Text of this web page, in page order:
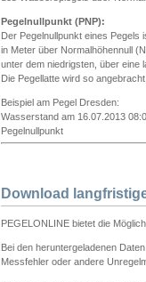
Pegelnullpunkt (PNP):
Der Pegelnullpunkt eines
in Meter über Normalhöhennull
unter dem niedrigsten, über eine
Die Pegellatte wird so
Beispiel am Pegel Dresden:
Wasserstand am 16.07.2013
Pegelnullpunkt
Download
PEGELONLINE bietet die
Bei den heruntergeladenen
Messfehler oder andere